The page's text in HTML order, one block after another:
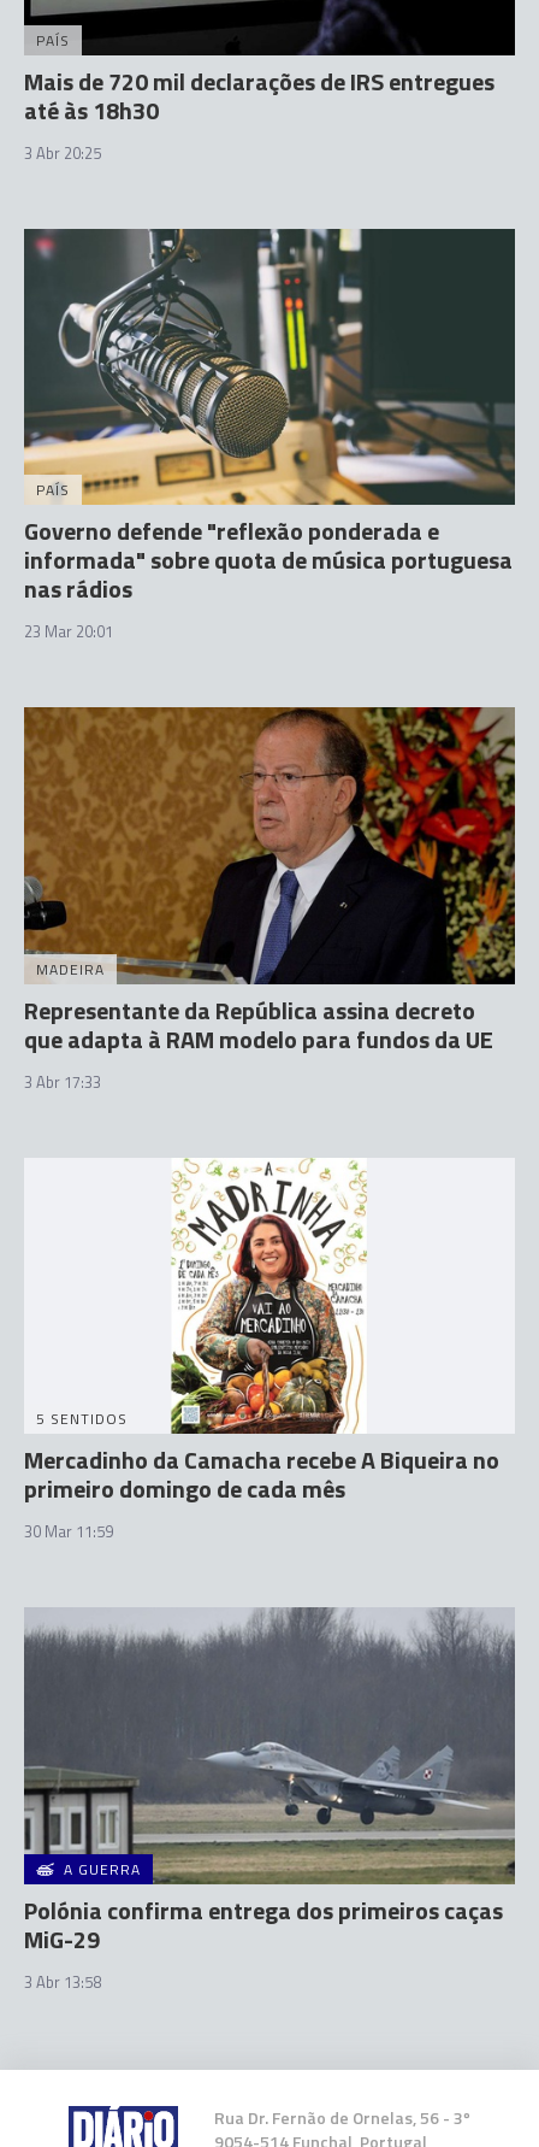
PAÍS
Mais de 720 mil declarações de IRS entregues
até às 18h30
3 Abr 20:25
PAÍS
Governo defende "reflexão ponderada e
informada" sobre quota de música portuguesa
nas rádios
23 Mar 20:01
MADEIRA
Representante da República assina decreto
que adapta à RAM modelo para fundos da UE
3 Abr 17:33
5 SENTIDOS
Mercadinho da Camacha recebe A Biqueira no
primeiro domingo de cada mês
30 Mar 11:59
A GUERRA
Polónia confirma entrega dos primeiros caças
MiG-29
3 Abr 13:58
Rua Dr. Fernão de Ornelas, 56 - 3º
9054-514 Funchal, Portugal